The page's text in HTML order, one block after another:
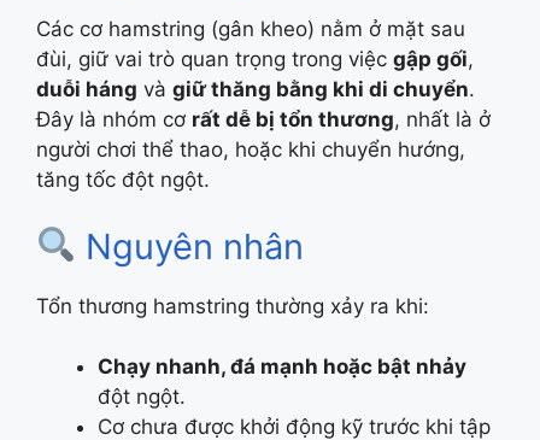
Các cơ hamstring (gân kheo) nằm ở mặt sau
đùi, giữ vai trò quan trọng trong việc gập gối,
duỗi háng và giữ thăng bằng khi di chuyển.
Đây là nhóm cơ rất dễ bị tổn thương, nhất là ở
người chơi thể thao, hoặc khi chuyển hướng,
tăng tốc đột ngột.
Nguyên nhân
Tổn thương hamstring thường xảy ra khi:
Chạy nhanh, đá mạnh hoặc bật nhảy
đột ngột.
Cơ chưa được khởi động kỹ trước khi tập